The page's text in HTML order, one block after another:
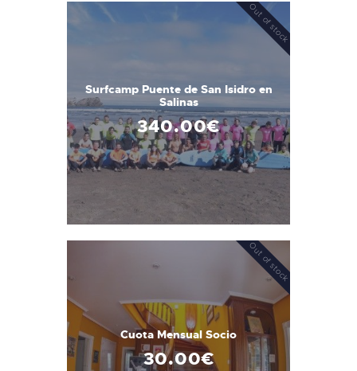
Out of stock
Surfcamp Puente de San Isidro en
Salinas
340.00€
Out of stock
Cuota Mensual Socio
30.00€